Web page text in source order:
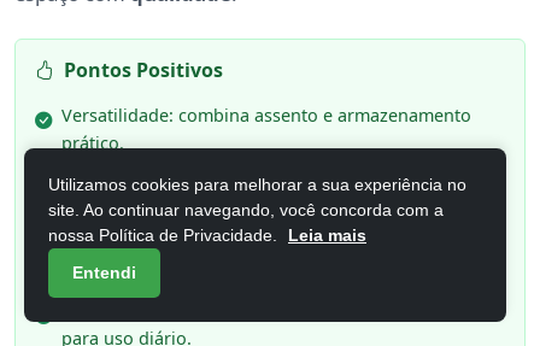
Pontos Positivos
Versatilidade: combina assento e armazenamento
prático.
Mobilidade: rodízios facilitam o deslocamento e
reorganização.
Estilo natural: acabamento cedro adiciona um toque
aconchegante.
para uso diário.
Utilizamos cookies para melhorar a sua experiência no
site. Ao continuar navegando, você concorda com a
nossa Política de Privacidade.
Leia mais
Entendi